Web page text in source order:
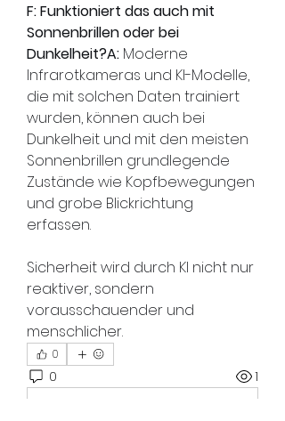
F: Funktioniert das auch mit
Sonnenbrillen oder bei
Dunkelheit?A: Moderne
Infrarotkameras und KI-Modelle,
die mit solchen Daten trainiert
wurden, können auch bei
Dunkelheit und mit den meisten
Sonnenbrillen grundlegende
Zustände wie Kopfbewegungen
und grobe Blickrichtung
erfassen.
Sicherheit wird durch KI nicht nur
reaktiver, sondern
vorausschauender und
menschlicher.
0
0 1